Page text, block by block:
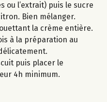
ou l’extrait) puis le sucre
Bien mélanger.
la crème entière.
à la préparation au
puis placer le
4h minimum.